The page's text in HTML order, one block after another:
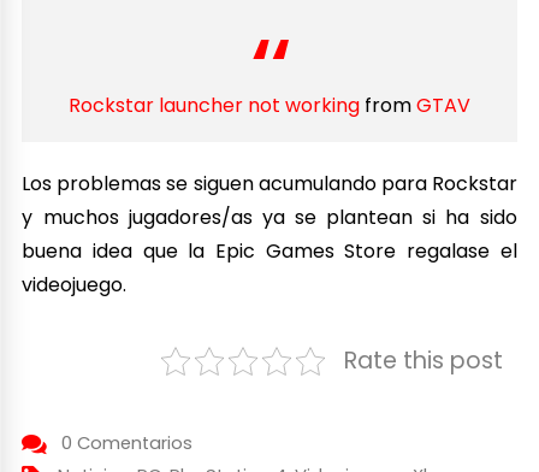
Rockstar launcher not working fromGTAV
Los problemas se siguen acumulando para Rockstar
y muchos jugadores/as ya se plantean si ha sido
buena idea que la Epic Games Store regalase el
videojuego.
Rate this post
0 Comentarios